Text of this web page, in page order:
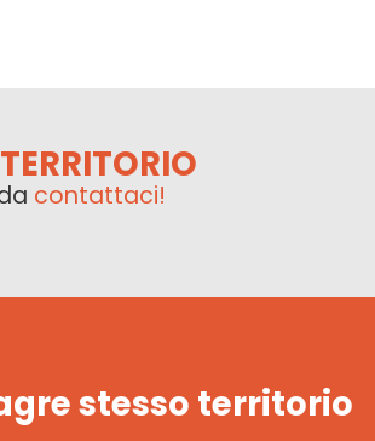
contattaci!
stesso territorio